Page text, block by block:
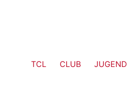
TCL CLUB JUGEND